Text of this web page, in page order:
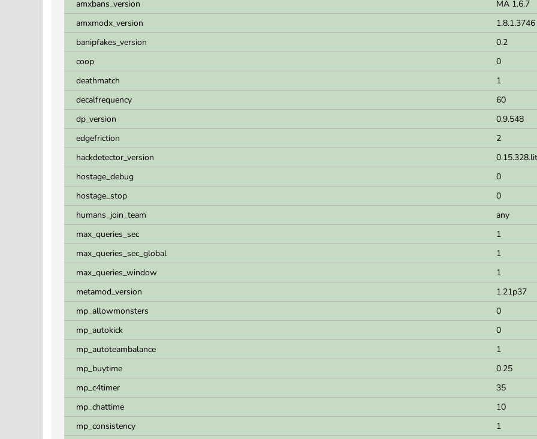
amxbans_version
MA 1.6.7
amxmodx_version
1.8.1.3746
banipfakes_version
0.2
coop
0
deathmatch
1
decalfrequency
60
dp_version
0.9.548
edgefriction
2
hackdetector_version
hostage_debug
0
hostage_stop
0
humans_join_team
any
max_queries_sec
1
max_queries_sec_global
1
max_queries_window
1
metamod_version
1.21p37
mp_allowmonsters
0
mp_autokick
0
mp_autoteambalance
1
mp_buytime
0.25
mp_c4timer
35
mp_chattime
10
mp_consistency
1